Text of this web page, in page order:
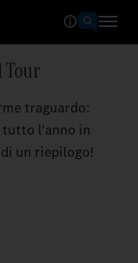
Tour
traguardo:
tutto l'anno in
un riepilogo!